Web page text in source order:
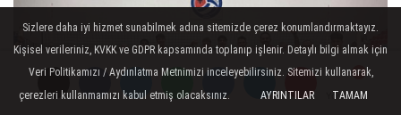
Yorumlar
Yorumlar
Yorumlar
Sizlere daha iyi hizmet sunabilmek adına sitemizde çerez konumlandırmaktayız.
Kişisel verileriniz, KVKK ve GDPR kapsamında toplanıp işlenir. Detaylı bilgi almak için
Veri Politikamızı / Aydınlatma Metnimizi inceleyebilirsiniz. Sitemizi kullanarak,
çerezleri kullanmamızı kabul etmiş olacaksınız.
AYRINTILAR TAMAM